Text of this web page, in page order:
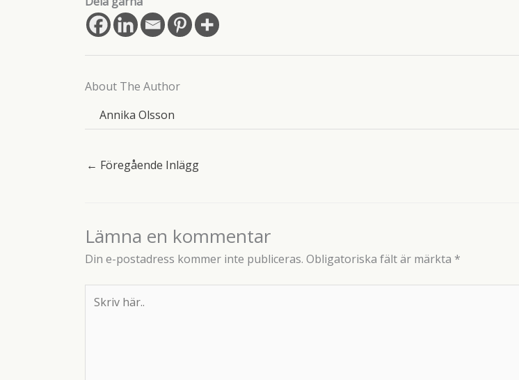
About The Author
Annika Olsson
← Föregående Inlägg
Lämna en kommentar
Din e-postadress kommer inte publiceras. Obligatoriska fält är märkta *
här..